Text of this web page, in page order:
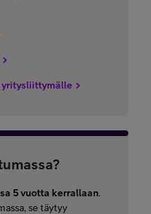
yritysliittymälle
5 vuotta kerrallaan.
se täytyy